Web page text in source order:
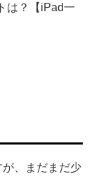
は？【iPad一
、まだまだ少